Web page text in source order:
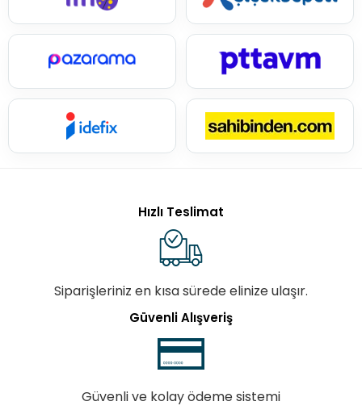
Hızlı Teslimat
Siparişleriniz en kısa sürede elinize ulaşır.
Güvenli Alışveriş
Güvenli ve kolay ödeme sistemi